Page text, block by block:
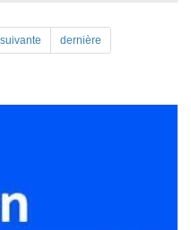
suivante dernière